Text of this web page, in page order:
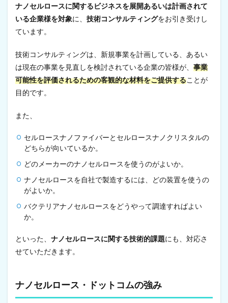
ナノセルロースに関するビジネスを展開あるいは計画されて
いる企業様を対象に、 技術コンサルティングをお引き受けし
ています。
技術コンサルティングは、新規事業を計画している、あるい
は現在の事業を見直しを検討されている企業の皆様が、 事業
可能性を評価されるための客観的な材料をご提供することが
目的です。
また、
セルロースナノファイバーとセルロースナノクリスタルの
どちらが向いているか。
どのメーカーのナノセルロースを使うのがよいか。
ナノセルロースを自社で製造するには、どの装置を使うの
がよいか。
バクテリアナノセルロースをどうやって調達すればよい
か。
といった、 ナノセルロースに関する技術的課題にも、対応さ
せていただきます。
ナノセルロース・ドットコムの強み